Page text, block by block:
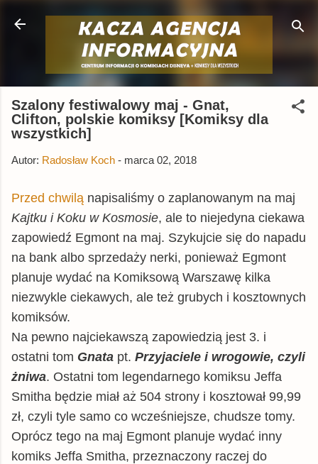
Przejdź do głównej zawartości
Szalony festiwalowy maj - Gnat,
Clifton, polskie komiksy [Komiksy dla
wszystkich]
Autor: Radosław Koch - marca 02, 2018
Przed chwilą napisaliśmy o zaplanowanym na maj
Kajtku i Koku w Kosmosie, ale to niejedyna ciekawa
zapowiedź Egmont na maj. Szykujcie się do napadu
na bank albo sprzedaży nerki, ponieważ Egmont
planuje wydać na Komiksową Warszawę kilka
niezwykle ciekawych, ale też grubych i kosztownych
komiksów.
Na pewno najciekawszą zapowiedzią jest 3. i
ostatni tom Gnata pt. Przyjaciele i wrogowie, czyli
żniwa. Ostatni tom legendarnego komiksu Jeffa
Smitha będzie miał aż 504 strony i kosztował 99,99
zł, czyli tyle samo co wcześniejsze, chudsze tomy.
Oprócz tego na maj Egmont planuje wydać inny
komiks Jeffa Smitha, przeznaczony raczej do